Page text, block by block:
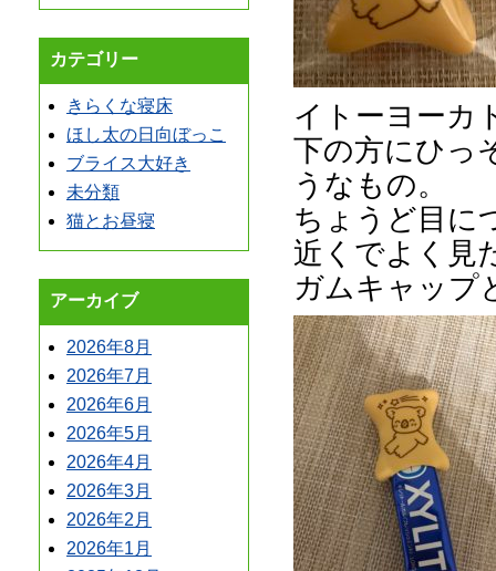
カテゴリー
きらくな寝床
ほし太の日向ぼっこ
ブライス大好き
未分類
猫とお昼寝
アーカイブ
2026年8月
2026年7月
2026年6月
2026年5月
2026年4月
2026年3月
2026年2月
2026年1月
イトーヨーカ
下の方にひっ
うなもの。
ちょうど目に
近くでよく見
ガムキャップ